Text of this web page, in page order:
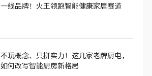
一线品牌！火王领跑智能健康家居赛道
不玩概念、只拼实力！这几家老牌厨电，
如何改写智能厨房新格局